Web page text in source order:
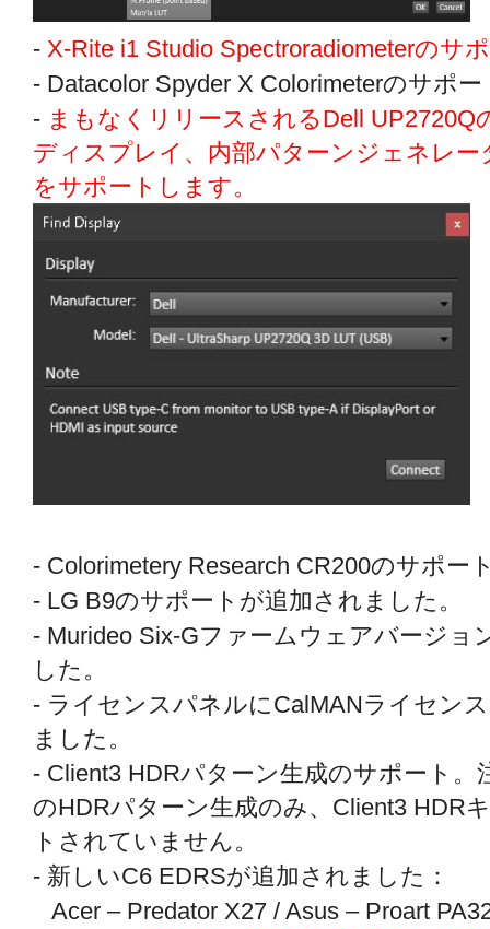
- X-Rite i1 Studio Spectroradiometerのサ
- Datacolor Spyder X Colorimeterのサポ
- まもなくリリースされるDell
ディスプレイ、内部パターンジェネレ
をサポートします。
- Colorimetery Research CR200のサポー
- LG B9のサポートが追加されました。
- Murideo Six-Gファームウェアバージョ
した。
- ライセンスパネルにCalMANライセン
ました。
- Client3 HDRパターン生成のサポート
のHDRパターン生成のみ、Client3 HDR
トされていません。
- 新しいC6 EDRSが追加されました：
Acer – Predator X27 / Asus – Proart